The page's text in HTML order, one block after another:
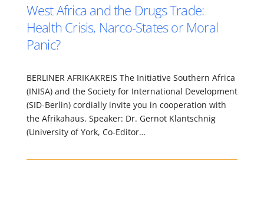
West Africa and the Drugs Trade:
Health Crisis, Narco-States or Moral
Panic?
BERLINER AFRIKAKREIS The Initiative Southern Africa
(INISA) and the Society for International Development
(SID-Berlin) cordially invite you in cooperation with
the Afrikahaus. Speaker: Dr. Gernot Klantschnig
(University of York, Co-Editor…